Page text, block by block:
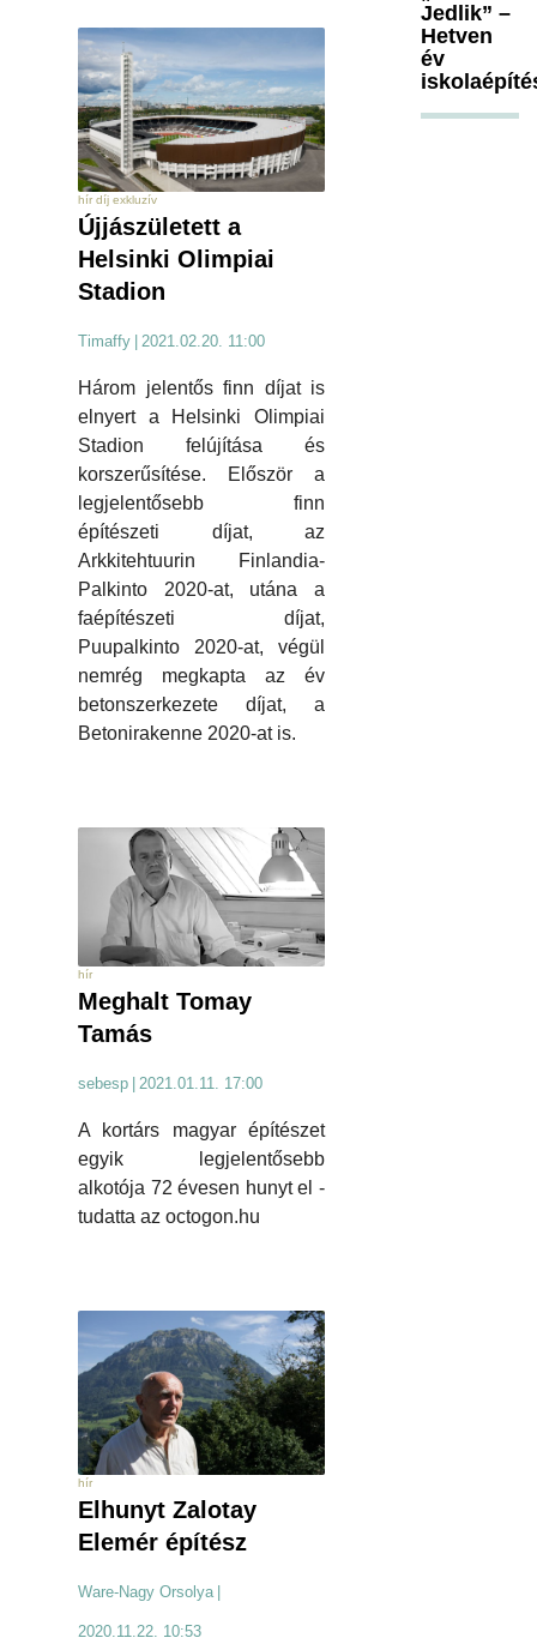
hír díj exkluzív
Újjászületett a
Helsinki Olimpiai
Stadion
Timaffy 2021.02.20. 11:00
Három jelentős finn díjat is
elnyert a Helsinki Olimpiai
Stadion felújítása és
korszerűsítése. Először a
legjelentősebb finn
építészeti díjat, az
Arkkitehtuurin Finlandia-
Palkinto 2020-at, utána a
faépítészeti díjat,
Puupalkinto 2020-at, végül
nemrég megkapta az év
betonszerkezete díjat, a
Betonirakenne 2020-at is.
hír
Meghalt Tomay
Tamás
sebesp 2021.01.11. 17:00
A kortárs magyar építészet
egyik legjelentősebb
alkotója 72 évesen hunyt el -
tudatta az octogon.hu
hír
Elhunyt Zalotay
Elemér építész
Ware-Nagy Orsolya
2020.11.22. 10:53
Jedlik” –
Hetven
év